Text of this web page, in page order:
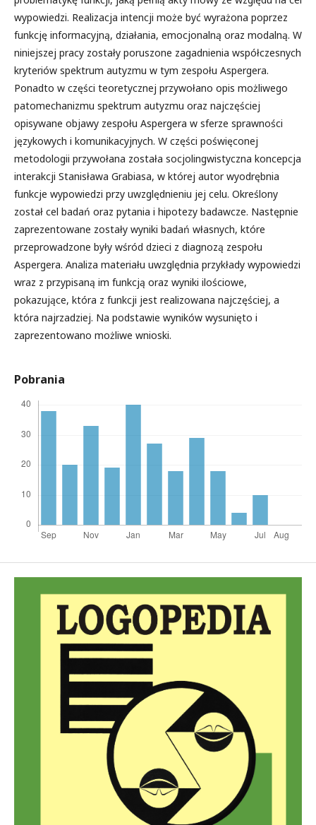
wypowiedzi. Realizacja intencji może być wyrażona poprzez
funkcję informacyjną, działania, emocjonalną oraz modalną. W
niniejszej pracy zostały poruszone zagadnienia współczesnych
kryteriów spektrum autyzmu w tym zespołu Aspergera.
Ponadto w części teoretycznej przywołano opis możliwego
patomechanizmu spektrum autyzmu oraz najczęściej
opisywane objawy zespołu Aspergera w sferze sprawności
językowych i komunikacyjnych. W części poświęconej
metodologii przywołana została socjolingwistyczna koncepcja
interakcji Stanisława Grabiasa, w której autor wyodrębnia
funkcje wypowiedzi przy uwzględnieniu jej celu. Określony
został cel badań oraz pytania i hipotezy badawcze. Następnie
zaprezentowane zostały wyniki badań własnych, które
przeprowadzone były wśród dzieci z diagnozą zespołu
Aspergera. Analiza materiału uwzględnia przykłady wypowiedzi
wraz z przypisaną im funkcją oraz wyniki ilościowe,
pokazujące, która z funkcji jest realizowana najczęściej, a
która najrzadziej. Na podstawie wyników wysunięto i
zaprezentowano możliwe wnioski.
Pobrania